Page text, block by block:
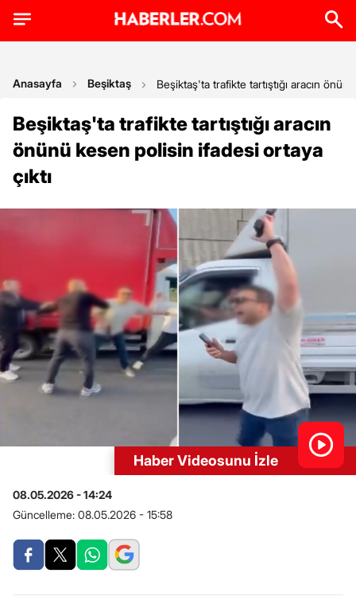
Anasayfa Beşiktaş Beşiktaş'ta trafikte tartıştığı aracın
Beşiktaş'ta trafikte tartıştığı aracın
önünü kesen polisin ifadesi ortaya
çıktı
Haber Videosunu İzle
08.05.2026 - 14:24
Güncelleme: 08.05.2026 - 15:58